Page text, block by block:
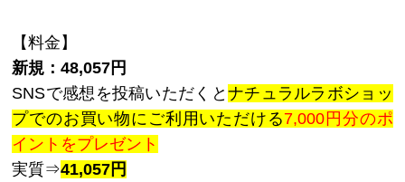
【料金】
新規：48,057円
SNSで感想を投稿いただくと ナチュラルラボショッ
プでのお買い物にご利用いただける7,000円分のポ
イントをプレゼント
実質⇒41,057円